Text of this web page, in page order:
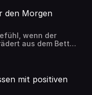
öffnest du die
den Morgen
wenn der
aus dem Bett
fühlen sich oft
gegen die Uhr,
das deinen
mit positiven